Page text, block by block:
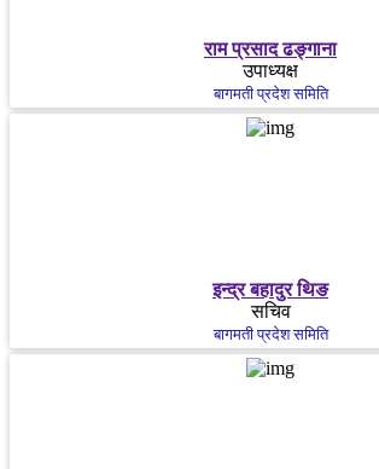
राम प्रसाद ढङ्गाना
उपाध्यक्ष
बागमती प्रदेश समिति
इन्द्र बहादुर थिङ
सचिव
बागमती प्रदेश समिति